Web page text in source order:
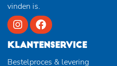
vinden is.
KLANTENSERVICE
Bestelproces & levering